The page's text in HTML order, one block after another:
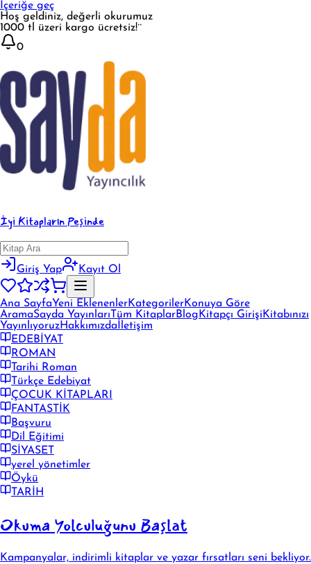
İçeriğe geç
Hoş geldiniz, değerli okurumuz
1000 tl üzeri kargo ücretsiz!¨
0
İyi Kitapların Peşinde
Giriş Yap Kayıt Ol
Ana SayfaYeni EklenenlerKategorilerKonuya Göre
AramaSayda Yayınları Tüm KitaplarBlog Kitapçı Girişi Kitabınızı
YayınlıyoruzHakkımızda İletişim
EDEBİYAT
ROMAN
Tarihi Roman
Türkçe Edebiyat
ÇOCUK KİTAPLARI
FANTASTİK
Başvuru
Dil Eğitimi
SİYASET
yerel yönetimler
Öykü
TARİH
Okuma Yolculuğunu Başlat
Kampanyalar, indirimli kitaplar ve yazar fırsatları seni bekliyor.